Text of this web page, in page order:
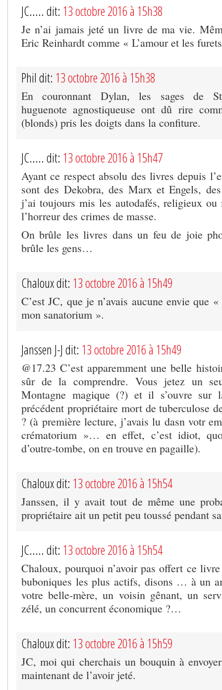
JC..... dit: 13 octobre 2016 à 15h38
Je n’ai jamais jeté un livre de ma vie.
Eric Reinhardt comme « L’amour et les
Phil dit: 13 octobre 2016 à 15h38
En couronnant Dylan, les sages de
huguenote agnostiqueuse ont dû rire
(blonds) pris les doigts dans la confiture.
JC..... dit: 13 octobre 2016 à 15h47
Ayant ce respect absolu des livres depuis
sont des Dekobra, des Marx et Engels,
j’ai toujours mis les autodafés, religieux ou
l’horreur des crimes de masse.
On brûle les livres dans un feu de joie
brûle les gens…
Chaloux dit: 13 octobre 2016 à 15h49
C’est JC, que je n’avais aucune envie que
mon sanatorium ».
Janssen J-J dit: 13 octobre 2016 à 15h49
@17.23 C’est apparemment une belle
sûr de la comprendre. Vous jetez un
Montagne magique (?) et il s’ouvre sur
précédent propriétaire mort de tuberculose
? (à première lecture, j’avais lu dasn votr
crématorium »… en effet, c’est idiot,
d’outre-tombe, on en trouve en pagaille).
Chaloux dit: 13 octobre 2016 à 15h54
Janssen, il y avait tout de même une
propriétaire ait un petit peu toussé pendant
JC..... dit: 13 octobre 2016 à 15h54
Chaloux, pourquoi n’avoir pas offert ce
buboniques les plus actifs, disons … à un
votre belle-mère, un voisin gênant, un
zélé, un concurrent économique ?…
Chaloux dit: 13 octobre 2016 à 15h59
JC, moi qui cherchais un bouquin à
maintenant de l’avoir jeté.